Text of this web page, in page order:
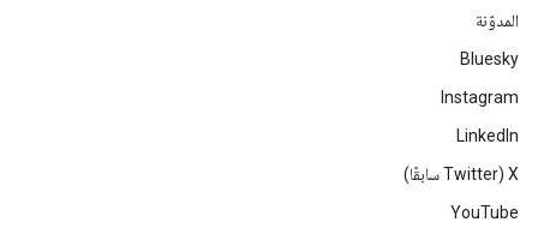
المدوّنة
Bluesky
Instagram
LinkedIn
‫X ‏(Twitter سابقًا)
YouTube